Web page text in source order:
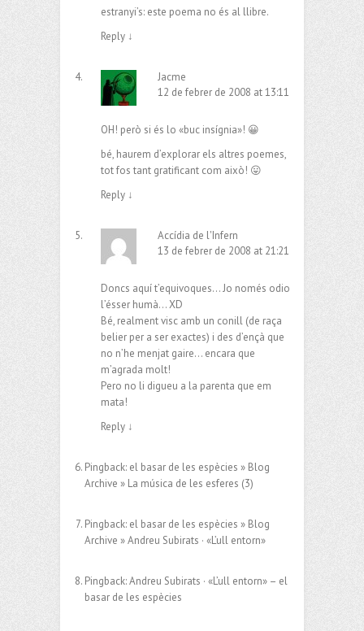
estranyi’s: este poema no és al llibre.
Reply ↓
Jacme
12 de febrer de 2008 at 13:11
OH! però si és lo «buc insígnia»! 😀
bé, haurem d’explorar els altres poemes,
tot fos tant gratificant com això! 😛
Reply ↓
Accídia de l'Infern
13 de febrer de 2008 at 21:21
Doncs aquí t’equivoques… Jo només odio
l’ésser humà… XD
Bé, realment visc amb un conill (de raça
belier per a ser exactes) i des d’ençà que
no n’he menjat gaire… encara que
m’agrada molt!
Pero no li digueu a la parenta que em
mata!
Reply ↓
Pingback: el basar de les espècies » Blog
Archive » La música de les esferes (3)
Pingback: el basar de les espècies » Blog
Archive » Andreu Subirats · «L’ull entorn»
Pingback:Andreu Subirats · «L’ull entorn» – el
basar de les espècies